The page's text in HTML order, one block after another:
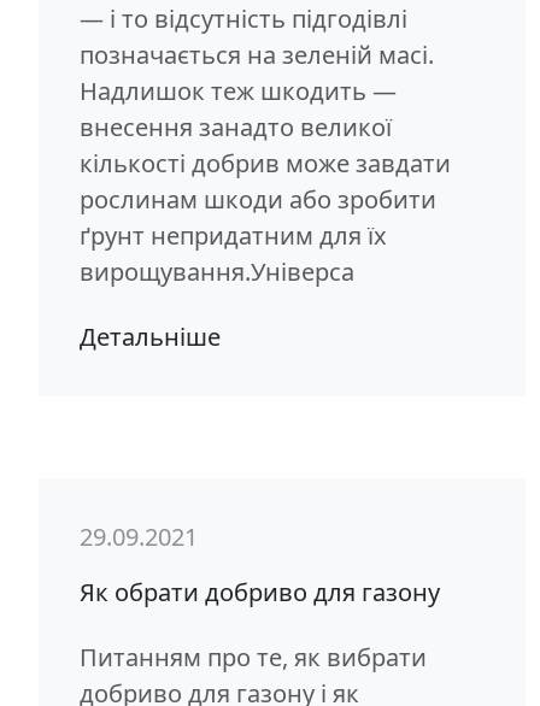
— і то відсутність підгодівлі
позначається на зеленій масі.
Надлишок теж шкодить —
внесення занадто великої
кількості добрив може завдати
рослинам шкоди або зробити
ґрунт непридатним для їх
вирощування.Універса
Детальніше
29.09.2021
Як обрати добриво для газону
Питанням про те, як вибрати
добриво для газону і як